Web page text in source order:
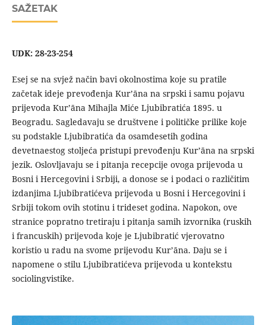
SAŽETAK
UDK: 28-23-254
Esej se na svjež način bavi okolnostima koje su pratile
začetak ideje prevođenja Kurʼāna na srpski i samu pojavu
prijevoda Kurʼāna Mihajla Miće Ljubibratića 1895. u
Beogradu. Sagledavaju se društvene i političke prilike koje
su podstakle Ljubibratića da osamdesetih godina
devetnaestog stoljeća pristupi prevođenju Kurʼāna na srpski
jezik. Oslovljavaju se i pitanja recepcije ovoga prijevoda u
Bosni i Hercegovini i Srbiji, a donose se i podaci o različitim
izdanjima Ljubibratićeva prijevoda u Bosni i Hercegovini i
Srbiji tokom ovih stotinu i trideset godina. Napokon, ove
stranice popratno tretiraju i pitanja samih izvornika (ruskih
i francuskih) prijevoda koje je Ljubibratić vjerovatno
koristio u radu na svome prijevodu Kurʼāna. Daju se i
napomene o stilu Ljubibratićeva prijevoda u kontekstu
sociolingvistike.